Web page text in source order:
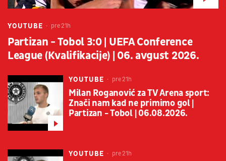
YOUTUBE pre 21h
Partizan - Tobol 3:0 | UEFA Conference
League (Kvalifikacije) | 06. avgust 2026.
YOUTUBE pre 21h
Milan Roganović za TV Arena sport:
Znači nam kad ne primimo gol |
Partizan - Tobol | 06.08.2026.
YOUTUBE pre 21h